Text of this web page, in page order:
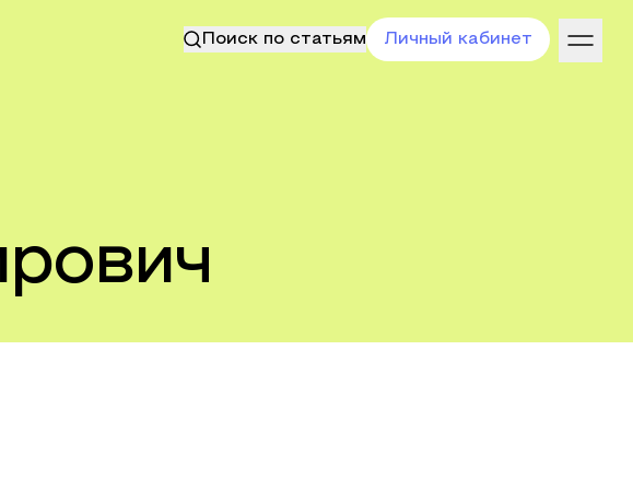
Поиск по статьям Личный кабинет